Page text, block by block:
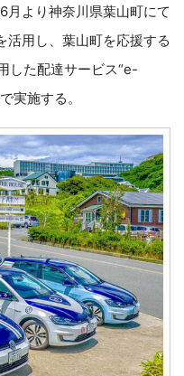
より神奈川県葉山町にて
活用し、葉山町を応援する
した配達サービス“e-
実施する。